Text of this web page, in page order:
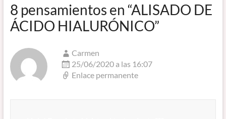
8 pensamientos en “ALISADO DE
ÁCIDO HIALURÓNICO”
Carmen
25/06/2020 a las 16:07
Enlace permanente